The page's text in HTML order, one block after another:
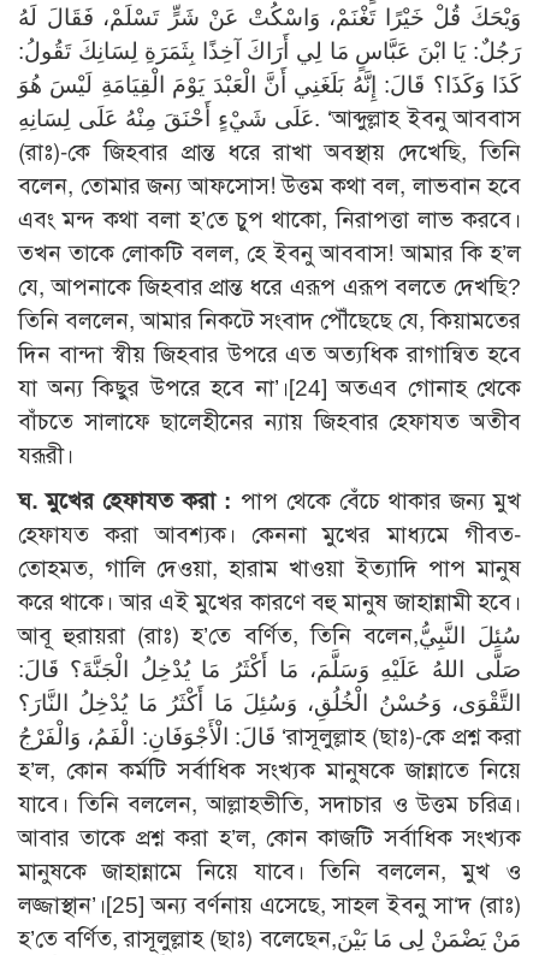
وَيْحَكَ قُلْ خَيْرًا تَغْنَمْ، وَاسْكُتْ عَنْ شَرٍّ تَسْلَمْ، فَقَالَ لَهُ
رَجُلٌ: يَا ابْنَ عَبَّاسٍ مَا لِي أَرَاكَ آخِذًا بِثَمَرَةِ لِسَانِكَ تَقُولُ:
كَذَا وَكَذَا؟ قَالَ: إِنَّهُ بَلَغَنِي أَنَّ الْعَبْدَ يَوْمَ الْقِيَامَةِ لَيْسَ هُوَ
عَلَى شَيْءٍ أَحْنَقَ مِنْهُ عَلَى لِسَانِهِ. ‘আব্দুল্লাহ ইবনু আববাস
(রাঃ)-কে জিহবার প্রান্ত ধরে রাখা অবস্থায় দেখেছি, তিনি
বলেন, তোমার জন্য আফসোস! উত্তম কথা বল, লাভবান হবে
এবং মন্দ কথা বলা হ’তে চুপ থাকো, নিরাপত্তা লাভ করবে।
তখন তাকে লোকটি বলল, হে ইবনু আববাস! আমার কি হ’ল
যে, আপনাকে জিহবার প্রান্ত ধরে এরূপ এরূপ বলতে দেখছি?
তিনি বললেন, আমার নিকটে সংবাদ পৌঁছেছে যে, কিয়ামতের
দিন বান্দা স্বীয় জিহবার উপরে এত অত্যধিক রাগান্বিত হবে
যা অন্য কিছুর উপরে হবে না’।[24] অতএব গোনাহ থেকে
বাঁচতে সালাফে ছালেহীনের ন্যায় জিহবার হেফাযত অতীব
যরূরী।
ঘ. মুখের হেফাযত করা : পাপ থেকে বেঁচে থাকার জন্য মুখ
হেফাযত করা আবশ্যক। কেননা মুখের মাধ্যমে গীবত-
তোহমত, গালি দেওয়া, হারাম খাওয়া ইত্যাদি পাপ মানুষ
করে থাকে। আর এই মুখের কারণে বহু মানুষ জাহান্নামী হবে।
আবূ হুরায়রা (রাঃ) হ’তে বর্ণিত, তিনি বলেন,سُئِلَ النَّبِيُّ
صَلَّى اللهُ عَلَيْهِ وَسَلَّمَ، مَا أَكْثَرُ مَا يُدْخِلُ الْجَنَّةَ؟ قَالَ:
التَّقْوَى، وَحُسْنُ الْخُلُقِ، وَسُئِلَ مَا أَكْثَرُ مَا يُدْخِلُ النَّارَ؟
قَالَ: الْأَجْوَفَانِ: الْفَمُ، وَالْفَرْجُ ‘রাসূলুল্লাহ (ছাঃ)-কে প্রশ্ন করা
হ’ল, কোন কর্মটি সর্বাধিক সংখ্যক মানুষকে জান্নাতে নিয়ে
যাবে। তিনি বললেন, আল্লাহভীতি, সদাচার ও উত্তম চরিত্র।
আবার তাকে প্রশ্ন করা হ’ল, কোন কাজটি সর্বাধিক সংখ্যক
মানুষকে জাহান্নামে নিয়ে যাবে। তিনি বললেন, মুখ ও
লজ্জাস্থান’।[25] অন্য বর্ণনায় এসেছে, সাহল ইবনু সা‘দ (রাঃ)
হ’তে বর্ণিত, রাসূলুল্লাহ (ছাঃ) বলেছেন,مَنْ يَضْمَنْ لِى مَا بَيْنَ